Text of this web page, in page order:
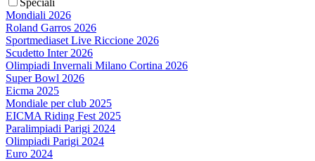
Speciali
Mondiali 2026
Roland Garros 2026
Sportmediaset Live Riccione 2026
Scudetto Inter 2026
Olimpiadi Invernali Milano Cortina 2026
Super Bowl 2026
Eicma 2025
Mondiale per club 2025
EICMA Riding Fest 2025
Paralimpiadi Parigi 2024
Olimpiadi Parigi 2024
Euro 2024